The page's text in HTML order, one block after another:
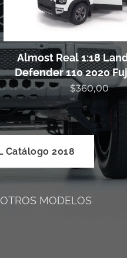
Almost Real 1:18
Defender 110 2020
$360,00
Catálogo 2018
MODELOS